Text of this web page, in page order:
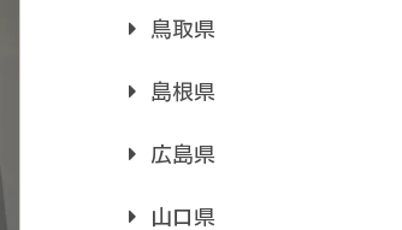
鳥取県
島根県
広島県
山口県